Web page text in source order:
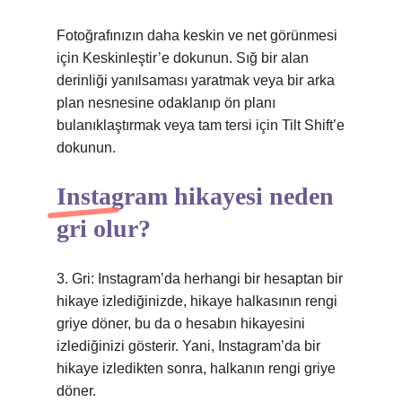
Fotoğrafınızın daha keskin ve net görünmesi
için Keskinleştir’e dokunun. Sığ bir alan
derinliği yanılsaması yaratmak veya bir arka
plan nesnesine odaklanıp ön planı
bulanıklaştırmak veya tam tersi için Tilt Shift’e
dokunun.
Instagram hikayesi neden
gri olur?
3. Gri: Instagram’da herhangi bir hesaptan bir
hikaye izlediğinizde, hikaye halkasının rengi
griye döner, bu da o hesabın hikayesini
izlediğinizi gösterir. Yani, Instagram’da bir
hikaye izledikten sonra, halkanın rengi griye
döner.